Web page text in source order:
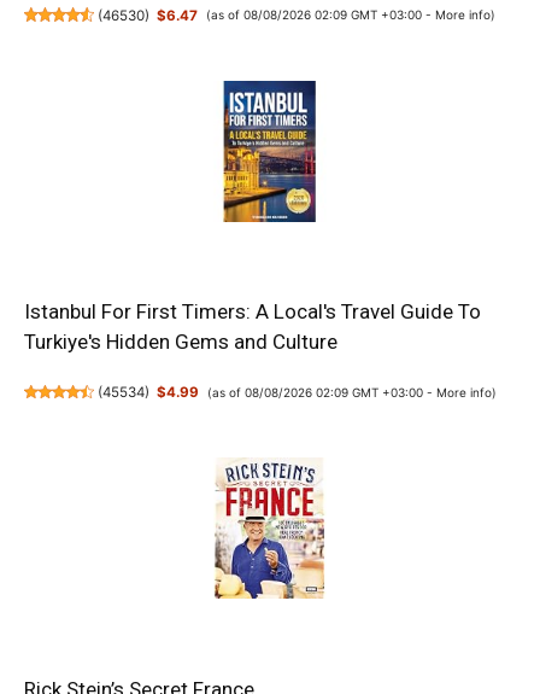
(46530) $6.47 (as of 08/08/2026 02:09 GMT +03:00 - More info)
Istanbul For First Timers: A Local's Travel Guide To
Turkiye's Hidden Gems and Culture
(45534) $4.99 (as of 08/08/2026 02:09 GMT +03:00 - More info)
Rick Stein’s Secret France